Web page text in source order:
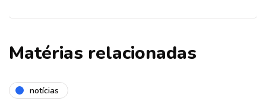
Matérias relacionadas
notícias